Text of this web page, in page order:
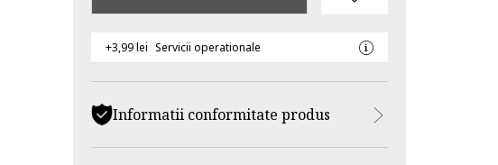
+3,99 lei Servicii operationale
Informatii conformitate produs